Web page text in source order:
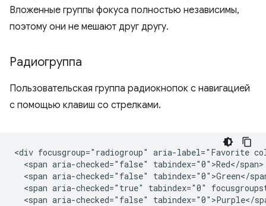
Вложенные группы фокуса полностью независимы,
поэтому они не мешают друг другу.
Радиогруппа
Пользовательская группа радиокнопок с навигацией
с помощью клавиш со стрелками.
<div focusgroup="radiogroup" aria-label="Favorite
  <span aria-checked="false" tabindex="0">Red</span>
<span aria-checked="false" tabindex="0">Green</
<span aria-checked="true" tabindex="0"
<span aria-checked="false" tabindex="0">Purple</